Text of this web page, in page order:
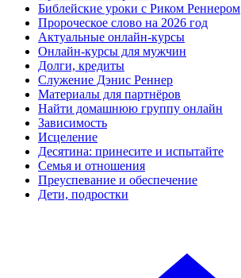
Библейские уроки с Риком Реннером
Пророческое слово на 2026 год
Актуальные онлайн-курсы
Онлайн-курсы для мужчин
Долги, кредиты
Служение Дэнис Реннер
Материалы для партнёров
Найти домашнюю группу онлайн
Зависимость
Исцеление
Десятина: принесите и испытайте
Семья и отношения
Преуспевание и обеспечение
Дети, подростки